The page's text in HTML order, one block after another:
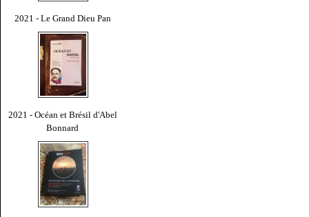
2021 - Le Grand Dieu Pan
2021 - Océan et Brésil d'Abel
Bonnard